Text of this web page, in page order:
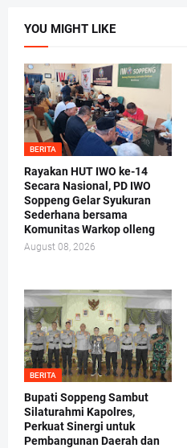
YOU MIGHT LIKE
BERITA
Rayakan HUT IWO ke-14
Secara Nasional, PD IWO
Soppeng Gelar Syukuran
Sederhana bersama
Komunitas Warkop olleng
August 08, 2026
BERITA
Bupati Soppeng Sambut
Silaturahmi Kapolres,
Perkuat Sinergi untuk
Pembangunan Daerah dan